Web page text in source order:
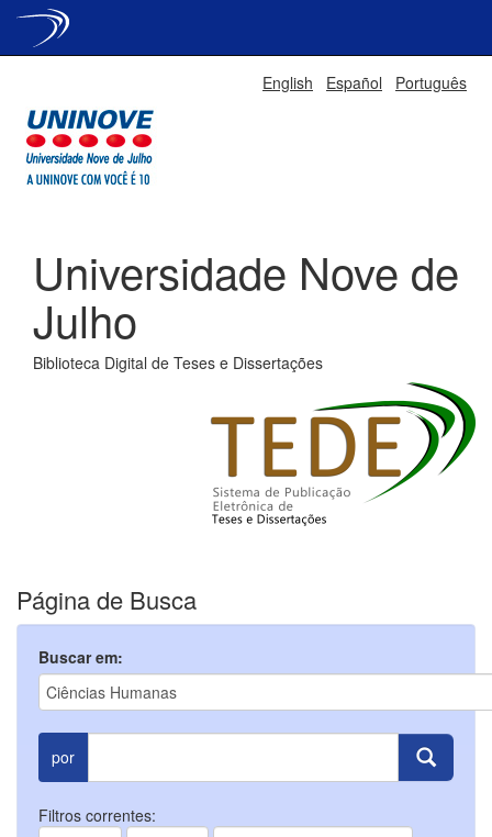
English Español Português
Universidade Nove de
Julho
Biblioteca Digital de Teses e Dissertações
Página de Busca
Buscar em:
por
Filtros correntes: